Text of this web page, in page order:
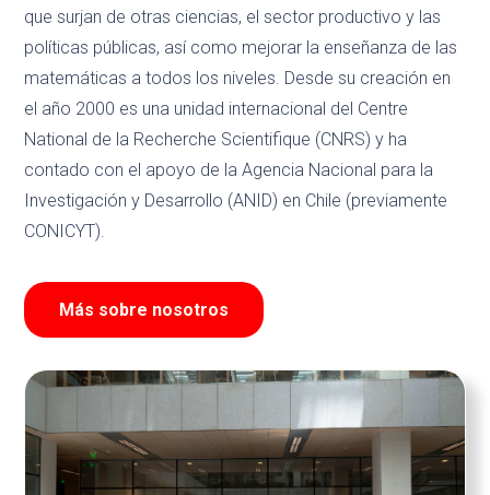
que surjan de otras ciencias, el sector productivo y las
políticas públicas, así como mejorar la enseñanza de las
matemáticas a todos los niveles. Desde su creación en
el año 2000 es una unidad internacional del Centre
National de la Recherche Scientifique (CNRS) y ha
contado con el apoyo de la Agencia Nacional para la
Investigación y Desarrollo (ANID) en Chile (previamente
CONICYT).
Más sobre nosotros